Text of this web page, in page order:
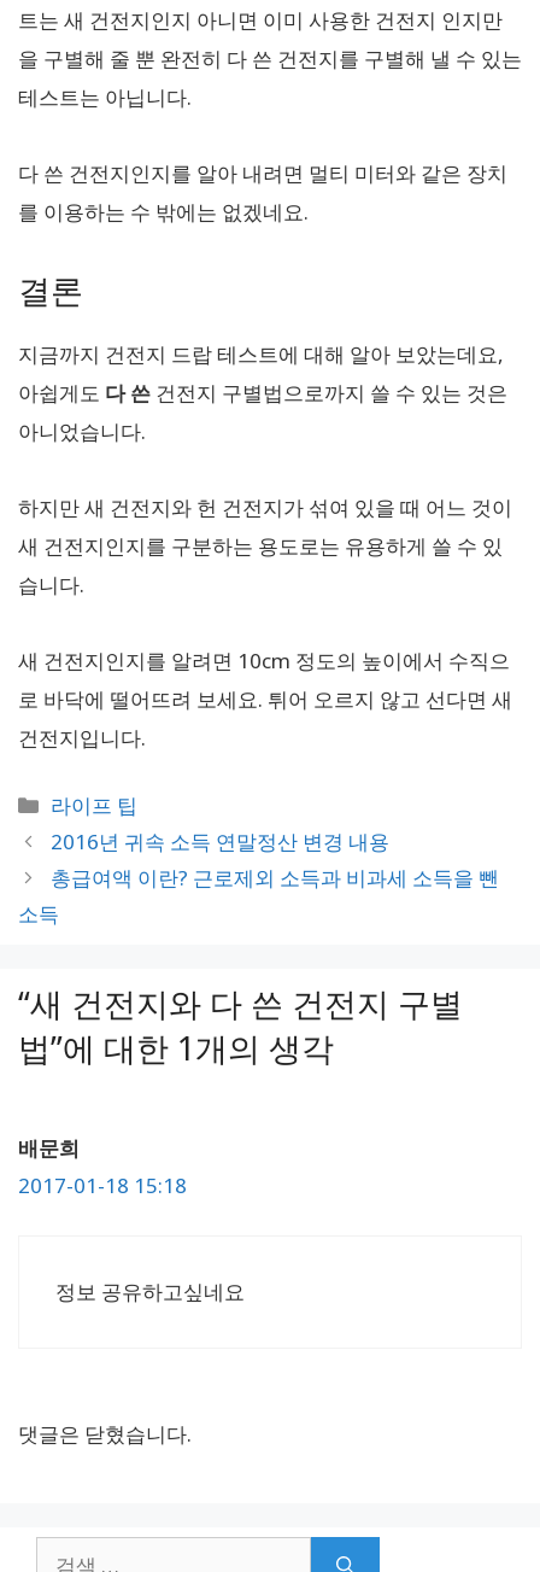
트는 새 건전지인지 아니면 이미 사용한 건전지 인지만
을 구별해 줄 뿐 완전히 다 쓴 건전지를 구별해 낼 수 있는
테스트는 아닙니다.
다 쓴 건전지인지를 알아 내려면 멀티 미터와 같은 장치
를 이용하는 수 밖에는 없겠네요.
결론
지금까지 건전지 드랍 테스트에 대해 알아 보았는데요,
아쉽게도 다 쓴 건전지 구별법으로까지 쓸 수 있는 것은
아니었습니다.
하지만 새 건전지와 헌 건전지가 섞여 있을 때 어느 것이
새 건전지인지를 구분하는 용도로는 유용하게 쓸 수 있
습니다.
새 건전지인지를 알려면 10cm 정도의 높이에서 수직으
로 바닥에 떨어뜨려 보세요. 튀어 오르지 않고 선다면 새
건전지입니다.
카
테
리
라이프 팁
2016년 귀속 소득 연말정산 변경 내용
총급여액 이란? 근로제외 소득과 비과세 소득을 뺀
소득
“새 건전지와 다 쓴 건전지 구별
법”에 대한 1개의 생각
배문희
2017-01-18 15:18
정보 공유하고싶네요
댓글은 닫혔습니다.